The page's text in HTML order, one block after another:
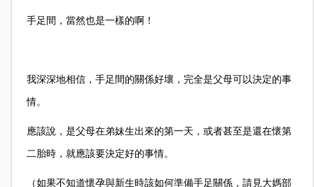
手足間，當然也是一樣的啊！
我深深地相信，手足間的關係好壞，完全是父母可以決定的事
情。
應該說，是父母在弟妹生出來的第一天，或者甚至是還在懷第
二胎時，就應該要決定好的事情。
（如果不知道懷孕與新生時該如何準備手足關係，請見大媽部